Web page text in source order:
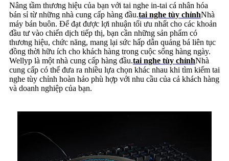
Nâng tầm thương hiệu của bạn với tai nghe in-tai cá nhân hóa
bán sỉ từ những nhà cung cấp hàng đầu.tai nghe tùy chỉnhNhà
máy bán buôn. Để đạt được lợi nhuận tối ưu nhất cho các khoản
đầu tư vào chiến dịch tiếp thị, bạn cần những sản phẩm có
thương hiệu, chức năng, mang lại sức hấp dẫn quảng bá liên tục
đồng thời hữu ích cho khách hàng trong cuộc sống hàng ngày.
Wellyp là một nhà cung cấp hàng đầu.tai nghe tùy chỉnhNhà
cung cấp có thể đưa ra nhiều lựa chọn khác nhau khi tìm kiếm tai
nghe tùy chỉnh hoàn hảo phù hợp với nhu cầu của cả khách hàng
và doanh nghiệp của bạn.